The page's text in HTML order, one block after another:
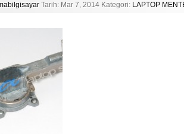
Tarih: Mar 7, 2014 Kategori: LAPTOP